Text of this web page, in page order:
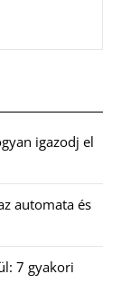
igazodj el
automata és
7 gyakori